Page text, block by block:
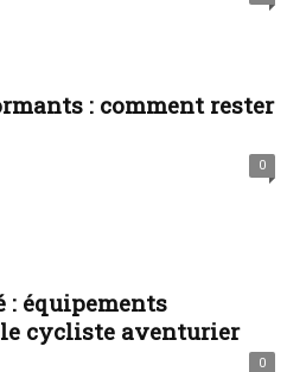
: comment rester
0
: équipements
cycliste aventurier
0